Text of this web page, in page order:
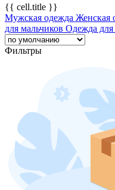
{{ cell.title }}
Мужская одежда Женская
для мальчиков Одежда
Фильтры